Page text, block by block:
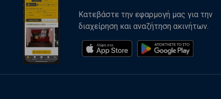
Κατεβάστε την εφαρμογή μας για την
διαχείρηση και αναζήτηση ακινήτων.